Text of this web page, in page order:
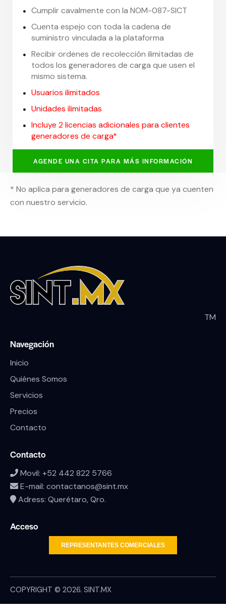
Cumplir cavalmente con la NOM-087-SICT
Cuenta espejo con toda la cadena de
suministro vinculada a la plataforma
Recibir ordenes de recolección ilimitadas de
todos los generadores de carga que usen el
mismo sistema.
Usuarios ilimitados
Unidades ilimitadas
Incluye 2 licencias adicionales para clientes
generadores de carga*
AGENDE UNA CITA PARA MÁS INFORMACIÓN
* No aplica para generadores de carga que ya cuenten
con nuestro servicio.
TM
Navegación
Inicio
Quiénes Somos
Servicios
Precios
Contacto
Contacto
Movil: +52 442 822 5766
E-mail: contactanos@sint.mx
Adress: Querétaro, Qro.
Acceso
REPRESENTANTES COMERCIALES
COPYRIGHT © 2026. SINT.MX